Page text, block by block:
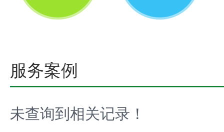
服务案例
未查询到相关记录！